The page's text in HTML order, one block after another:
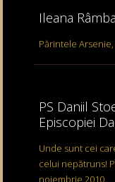
Ileana Râmba
Părintele
PS Daniil
Episcopiei
Unde sunt cei
celui nepătruns!
noiembrie 2010.